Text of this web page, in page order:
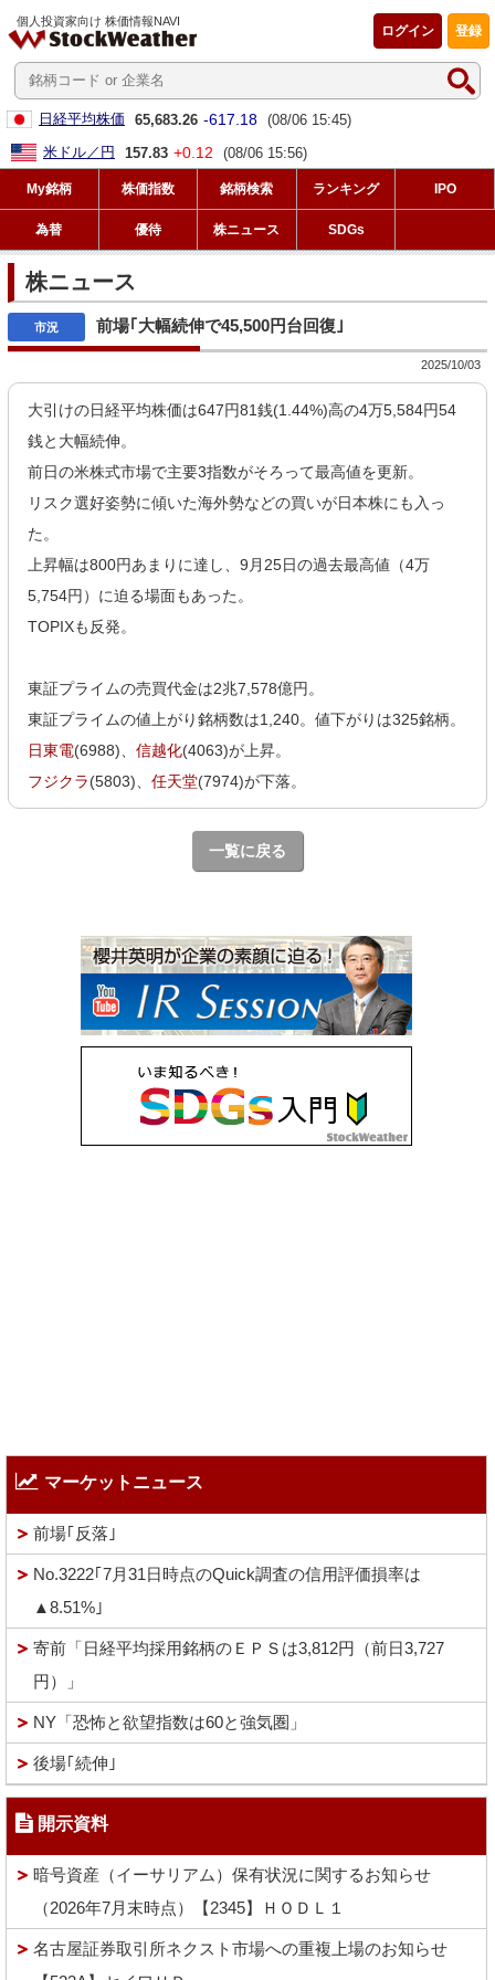
個人投資家向け 株価情報NAVI
登録
ログイン
日経平均株価 65,683.26 -617.18 (08/06 15:45)
米ドル／円
157.83 +0.12 (08/06 15:56)
My銘柄 株価指数 銘柄検索 ランキング IPO
為替 優待 株ニュース SDGs
株ニュース
前場｢大幅続伸で45,500円台回復｣
2025/10/03
大引けの日経平均株価は647円81銭(1.44%)高の4万5,584円54
銭と大幅続伸。
前日の米株式市場で主要3指数がそろって最高値を更新。
リスク選好姿勢に傾いた海外勢などの買いが日本株にも入っ
た。
上昇幅は800円あまりに達し、9月25日の過去最高値（4万
5,754円）に迫る場面もあった。
TOPIXも反発。
東証プライムの売買代金は2兆7,578億円。
東証プライムの値上がり銘柄数は1,240。値下がりは325銘柄。
日東電(6988)、信越化(4063)が上昇。
フジクラ(5803)、任天堂(7974)が下落。
一覧に戻る
マーケットニュース
前場｢反落｣
No.3222｢7月31日時点のQuick調査の信用評価損率は
▲8.51%｣
寄前「日経平均採用銘柄のＥＰＳは3,812円（前日3,727
円）」
NY「恐怖と欲望指数は60と強気圏」
後場｢続伸｣
開示資料
暗号資産（イーサリアム）保有状況に関するお知らせ
（2026年7月末時点）【2345】ＨＯＤＬ１
名古屋証券取引所ネクスト市場への重複上場のお知らせ